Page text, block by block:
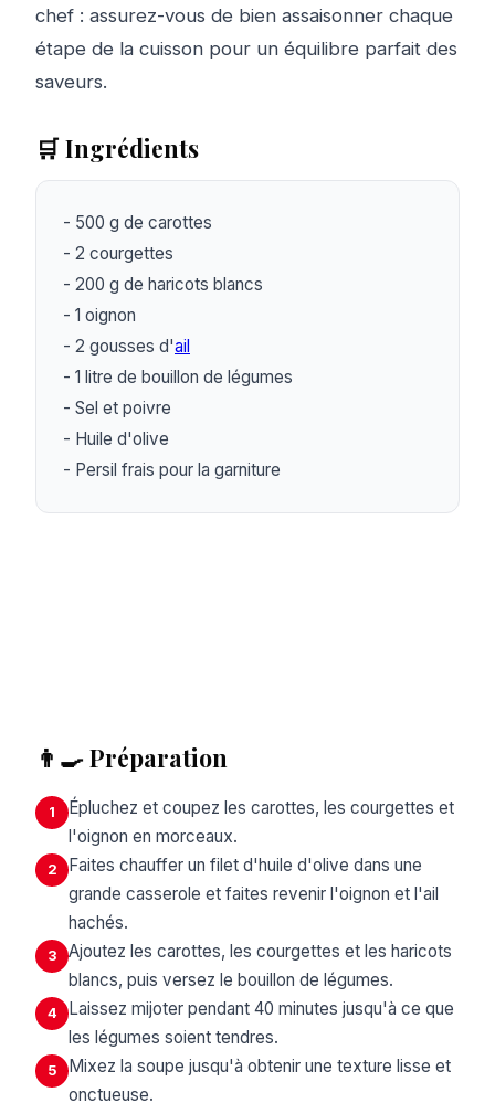
chef : assurez-vous de bien assaisonner chaque
étape de la cuisson pour un équilibre parfait des
saveurs.
🛒 Ingrédients
- 500 g de carottes
- 2 courgettes
- 200 g de haricots blancs
- 1 oignon
- 2 gousses d'ail
- 1 litre de bouillon de légumes
- Sel et poivre
- Huile d'olive
- Persil frais pour la garniture
👨‍🍳 Préparation
1
Épluchez et coupez les carottes, les courgettes et
l'oignon en morceaux.
2
Faites chauffer un filet d'huile d'olive dans une
grande casserole et faites revenir l'oignon et l'ail
hachés.
3
Ajoutez les carottes, les courgettes et les haricots
blancs, puis versez le bouillon de légumes.
4
Laissez mijoter pendant 40 minutes jusqu'à ce que
les légumes soient tendres.
5
Mixez la soupe jusqu'à obtenir une texture lisse et
onctueuse.